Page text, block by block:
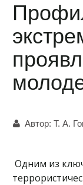
Автор: Т. А.
Одним из